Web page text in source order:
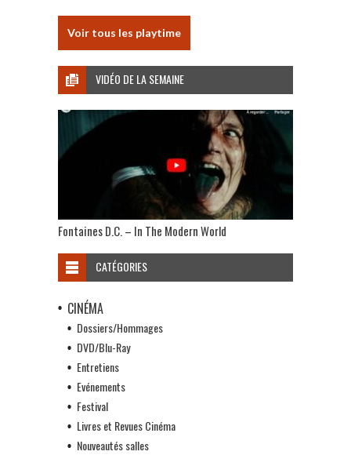
Voir tous les playtime
VIDÉO DE LA SEMAINE
Fontaines D.C. – In The Modern World
CATÉGORIES
CINÉMA
Dossiers/Hommages
DVD/Blu-Ray
Entretiens
Evénements
Festival
Livres et Revues Cinéma
Nouveautés salles